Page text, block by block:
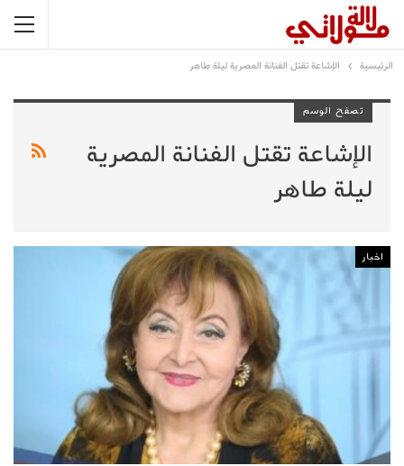
الرئيسية الإشاعة تقتل الفنانة المصرية ليلة طاهر
تصفح الوسم
الإشاعة تقتل الفنانة المصرية
ليلة طاهر
اخبار